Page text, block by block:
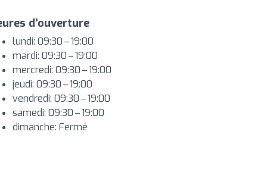
d'ouverture
lundi: 09:30 – 19:00
mardi: 09:30 – 19:00
mercredi: 09:30 – 19:00
jeudi: 09:30 – 19:00
vendredi: 09:30 – 19:00
samedi: 09:30 – 19:00
dimanche: Fermé